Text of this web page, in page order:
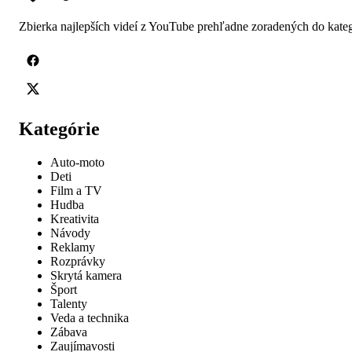
Zbierka najlepších videí z YouTube prehľadne zoradených do
Kategórie
Auto-moto
Deti
Film a TV
Hudba
Kreativita
Návody
Reklamy
Rozprávky
Skrytá kamera
Šport
Talenty
Veda a technika
Zábava
Zaujímavosti